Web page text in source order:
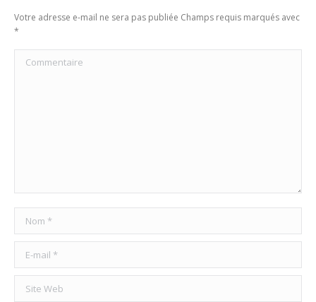
Votre adresse e-mail ne sera pas publiée Champs requis marqués avec
*
Commentaire
Nom *
E-mail *
Site Web